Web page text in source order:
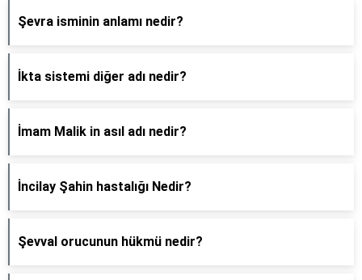
Şevra isminin anlamı nedir?
İkta sistemi diğer adı nedir?
İmam Malik in asıl adı nedir?
İncilay Şahin hastalığı Nedir?
Şevval orucunun hükmü nedir?